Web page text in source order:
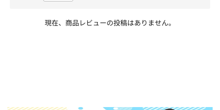
現在、商品レビューの投稿はありません。